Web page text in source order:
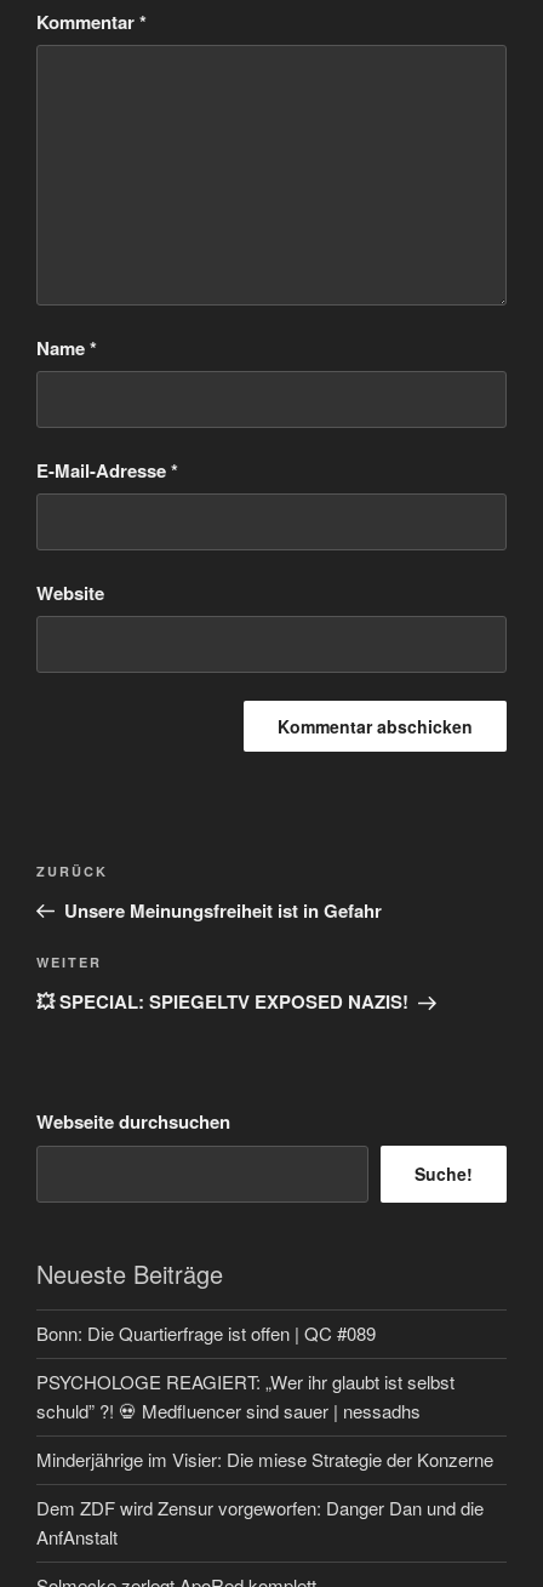
Kommentar*
Name*
E-Mail-Adresse*
Website
Beitragsnavigation
Vorheriger
Beitrag
ZURÜCK
Unsere Meinungsfreiheit ist in Gefahr
Nächster
Beitrag
WEITER
💥 SPECIAL: SPIEGELTV EXPOSED NAZIS!
Webseite durchsuchen
Suche!
Neueste Beiträge
Bonn: Die Quartierfrage ist offen | QC #089
PSYCHOLOGE REAGIERT: „Wer ihr glaubt ist selbst
schuld” ?! 💀 Medfluencer sind sauer | nessadhs
Minderjährige im Visier: Die miese Strategie der Konzerne
Dem ZDF wird Zensur vorgeworfen: Danger Dan und die
AnfAnstalt